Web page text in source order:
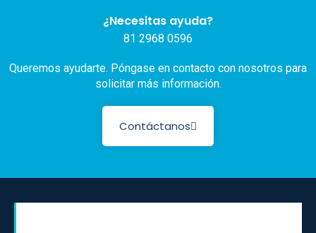
¿Necesitas ayuda?
81 2968 0596
Queremos ayudarte. Póngase en contacto con nosotros para
solicitar más información.
Contáctanos